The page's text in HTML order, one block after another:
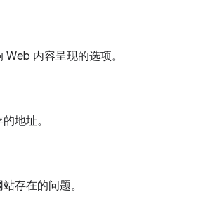
内容呈现的选项。
地址。
存在的问题。